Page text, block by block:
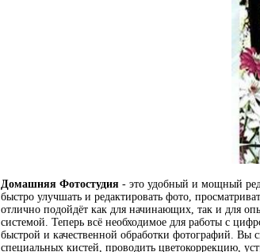
Домашняя Фотостудия - это удобный и мощный
быстро улучшать и редактировать фото,
отлично подойдёт как для начинающих, так и для
системой. Теперь всё необходимое для работы с
быстрой и качественной обработки фотографий.
специальных кистей, проводить цветокоррекцию,